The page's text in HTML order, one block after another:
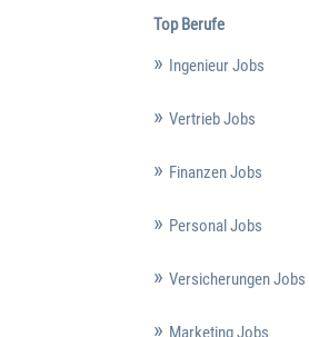
Top Berufe
Ingenieur Jobs
Vertrieb Jobs
Finanzen Jobs
Personal Jobs
Versicherungen Jobs
Marketing Jobs